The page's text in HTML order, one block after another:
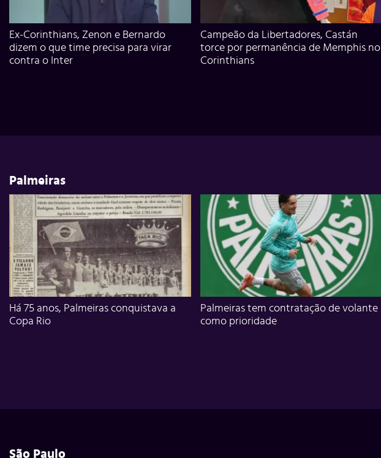
Ex-Corinthians, Zenon e Bernardo
dizem o que time precisa para virar
contra o Inter
Campeão da Libertadores, Castán
torce por permanência de Memphis no
Corinthians
Palmeiras
Há 75 anos, Palmeiras conquistava a
Copa Rio
Palmeiras tem contratação de volante
como prioridade
São Paulo